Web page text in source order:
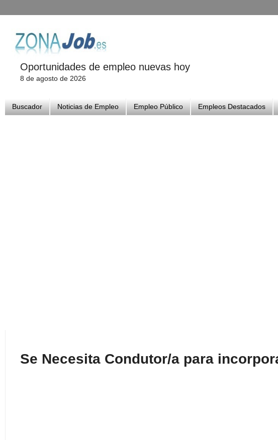
Oportunidades de empleo nuevas hoy
8 de agosto de 2026
Buscador Noticias de Empleo Empleo Público Empleos Destacados
Se Necesita Condutor/a para